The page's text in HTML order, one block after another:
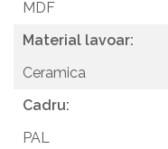
MDF
Material lavoar:
Ceramica
Cadru:
PAL